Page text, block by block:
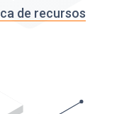
de recursos